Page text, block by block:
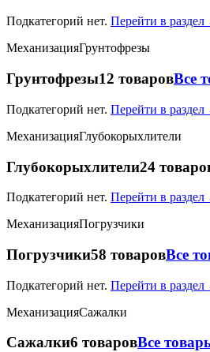
Подкатегорий нет. Перейти в
МеханизацияГрунтофрезы
Грунтофрезы12 товаровВсе
Подкатегорий нет. Перейти в
МеханизацияГлубокорыхлители
Глубокорыхлители24
Подкатегорий нет. Перейти в
МеханизацияПогрузчики
Погрузчики58 товаровВсе
Подкатегорий нет. Перейти в
МеханизацияСажалки
Сажалки6 товаровВсе